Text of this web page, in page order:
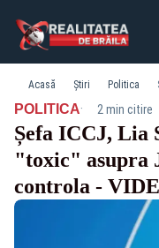
Acasă Știri Politica
POLITICA· 2 min citire
Șefa ICCJ, Lia
"toxic" asupra
controla -